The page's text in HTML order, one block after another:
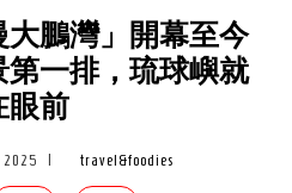
鵬灣」開幕至今
一排，琉球嶼就
眼前
2025 travel&foodies